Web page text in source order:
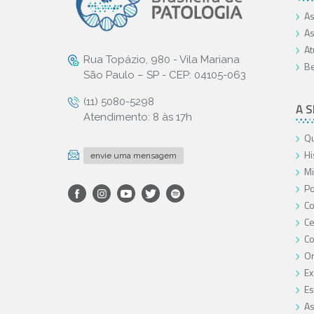
Rua Topázio, 980 - Vila Mariana
São Paulo – SP - CEP: 04105-063
(11) 5080-5298
Atendimento: 8 às 17h
envie uma mensagem
A